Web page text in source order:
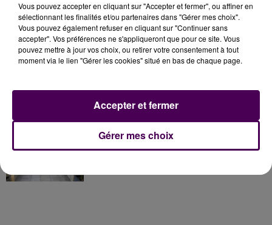
31 juillet 2026
Gagnez vos entrées à Terra Botanica !
Kids !
Deux rixes en trois semaines : le préfet ordonne
la fermeture d'une...
Vous pouvez accepter en cliquant sur "Accepter et fermer", ou affiner en
sélectionnant les finalités et/ou partenaires dans "Gérer mes choix".
Vous pouvez également refuser en cliquant sur "Continuer sans
accepter". Vos préférences ne s'appliqueront que pour ce site. Vous
pouvez mettre à jour vos choix, ou retirer votre consentement à tout
moment via le lien "Gérer les cookies" situé en bas de chaque page.
Gérer mes choix
Accepter et fermer